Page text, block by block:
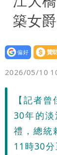
築女
設為
贊助
2026/05/10
【記者
30年的
禮，總統
11時30